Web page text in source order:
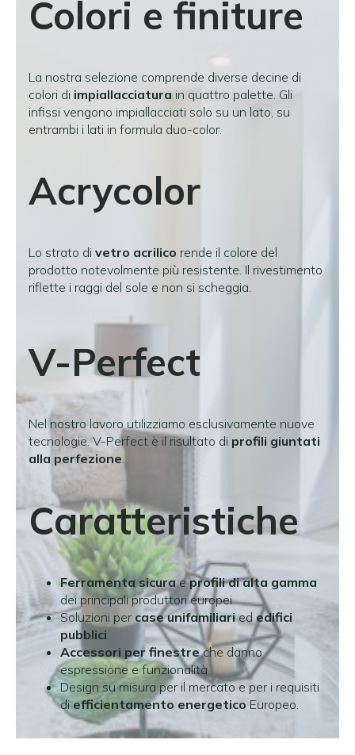
Colori e finiture
La nostra selezione comprende diverse decine di
colori di impiallacciatura in quattro palette. Gli
infissi vengono impiallacciati solo su un lato, su
entrambi i lati in formula duo-color.
Acrycolor
Lo strato di vetro acrilico rende il colore del
prodotto notevolmente più resistente. Il rivestimento
riflette i raggi del sole e non si scheggia.
V-Perfect
Nel nostro lavoro utilizziamo esclusivamente nuove
tecnologie. V-Perfect è il risultato di profili giuntati
alla perfezione
Caratteristiche
Ferramenta sicuraeprofili di alta gamma
dei principali produttori europei
Soluzioni per case unifamiliariededifici
pubblici
Accessori per finestreche danno
espressione e funzionalità
Design su misura per il mercato e per i requisiti
di efficientamento energetico Europeo.